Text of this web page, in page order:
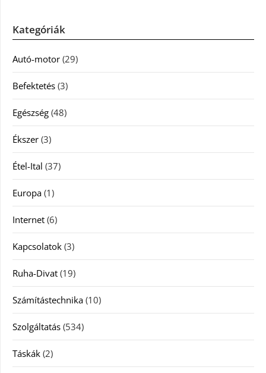
Kategóriák
Autó-motor (29)
Befektetés (3)
Egészség (48)
Ékszer (3)
Étel-Ital (37)
Europa (1)
Internet (6)
Kapcsolatok (3)
Ruha-Divat (19)
Számítástechnika (10)
Szolgáltatás (534)
Táskák (2)